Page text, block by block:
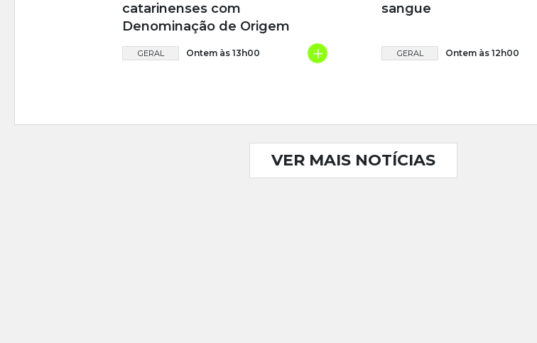
catarinenses com
Denominação de Origem
GERAL Ontem às 13h00 +
sangue
GERAL Ontem às 12h00
VER MAIS NOTÍCIAS